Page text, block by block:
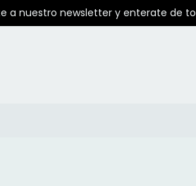
a nuestro newsletter y enterate de